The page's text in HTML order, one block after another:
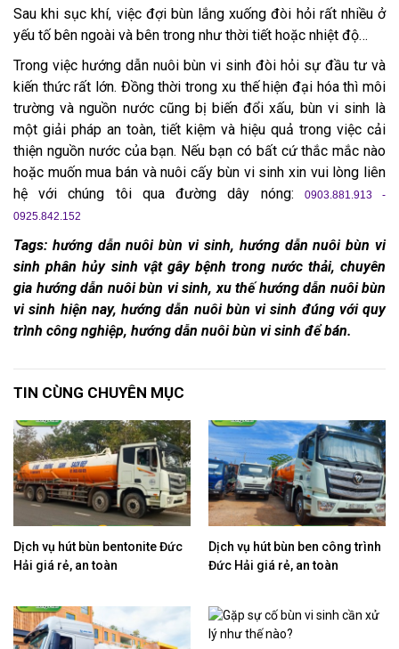
Sau khi sục khí, việc đợi bùn lắng xuống đòi hỏi rất nhiều ở
yếu tố bên ngoài và bên trong như thời tiết hoặc nhiệt độ…
Trong việc hướng dẫn nuôi bùn vi sinh đòi hỏi sự đầu tư và
kiến thức rất lớn. Đồng thời trong xu thế hiện đại hóa thì môi
trường và nguồn nước cũng bị biến đổi xấu, bùn vi sinh là
một giải pháp an toàn, tiết kiệm và hiệu quả trong việc cải
thiện nguồn nước của bạn. Nếu bạn có bất cứ thắc mắc nào
hoặc muốn mua bán và nuôi cấy bùn vi sinh xin vui lòng liên
hệ với chúng tôi qua đường dây nóng:
0903.881.913 -
0925.842.152
Tags: hướng dẫn nuôi bùn vi sinh, hướng dẫn nuôi bùn vi
sinh phân hủy sinh vật gây bệnh trong nước thải, chuyên
gia hướng dẫn nuôi bùn vi sinh, xu thế hướng dẫn nuôi bùn
vi sinh hiện nay, hướng dẫn nuôi bùn vi sinh đúng với quy
trình công nghiệp, hướng dẫn nuôi bùn vi sinh để bán.
TIN CÙNG CHUYÊN MỤC
Dịch vụ hút bùn bentonite Đức
Hải giá rẻ, an toàn
Dịch vụ hút bùn ben công trình
Đức Hải giá rẻ, an toàn